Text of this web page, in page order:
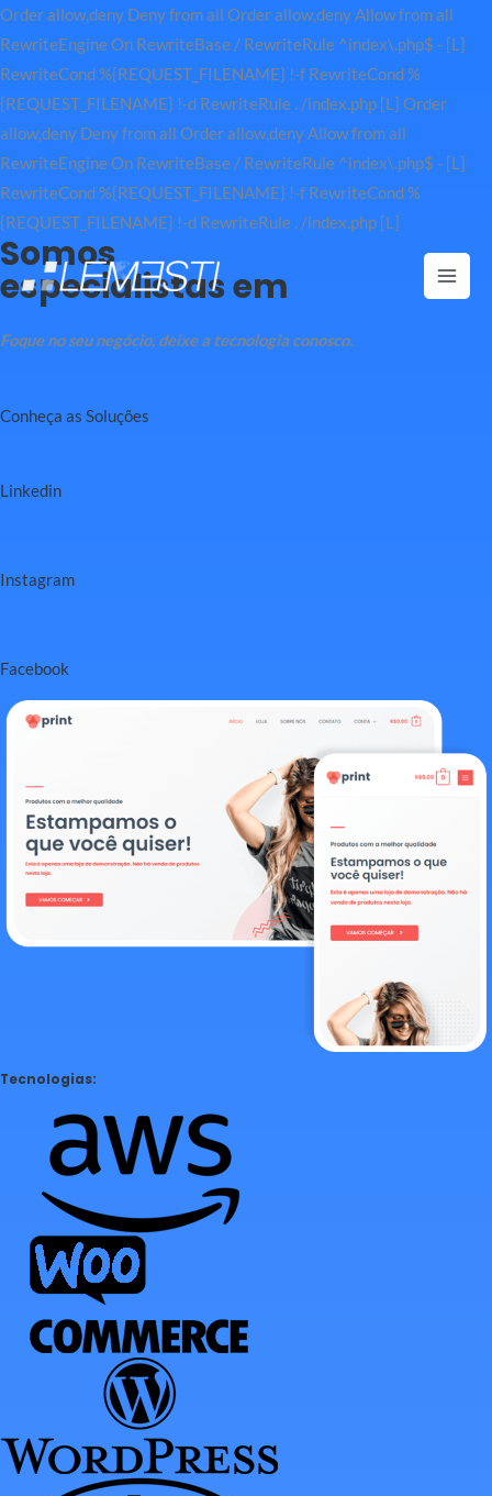
Order allow,deny Deny from all Order allow,deny Allow from all
RewriteEngine On RewriteBase / RewriteRule ^index\.php$ - [L]
RewriteCond %{REQUEST_FILENAME} !-f RewriteCond %
{REQUEST_FILENAME} !-d RewriteRule . /index.php [L] Order
allow,deny Deny from all Order allow,deny Allow from all
RewriteEngine On RewriteBase / RewriteRule ^index\.php$ - [L]
RewriteCond %{REQUEST_FILENAME} !-f RewriteCond %
{REQUEST_FILENAME} !-d RewriteRule . /index.php [L]
para
Main
Somos
especialistas em
Foque no seu negócio, deixe a tecnologia conosco.
Conheça as Soluções
Linkedin
Instagram
Facebook
Tecnologias: